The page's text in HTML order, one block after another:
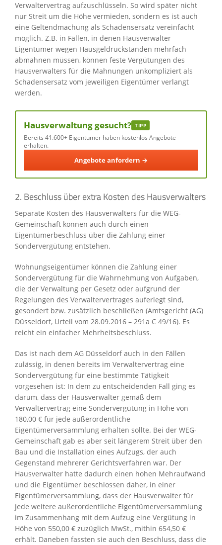
Verwaltervertrag aufzuschlüsseln. So wird später nicht
nur Streit um die Höhe vermieden, sondern es ist auch
eine Geltendmachung als Schadensersatz vereinfacht
möglich. Z.B. in Fällen, in denen Hausverwalter
Eigentümer wegen Hausgeldrückständen mehrfach
abmahnen müssen, können feste Vergütungen des
Hausverwalters für die Mahnungen unkompliziert als
Schadensersatz vom jeweiligen Eigentümer verlangt
werden.
Hausverwaltung gesucht? TIPP
Bereits 41.600+ Eigentümer haben kostenlos Angebote
erhalten.
Angebote anfordern →
2. Beschluss über extra Kosten des Hausverwalters
Separate Kosten des Hausverwalters für die WEG-
Gemeinschaft können auch durch einen
Eigentümerbeschluss über die Zahlung einer
Sondervergütung entstehen.
Wohnungseigentümer können die Zahlung einer
Sondervergütung für die Wahrnehmung von Aufgaben,
die der Verwaltung per Gesetz oder aufgrund der
Regelungen des Verwaltervertrages auferlegt sind,
gesondert bzw. zusätzlich beschließen (Amtsgericht (AG)
Düsseldorf, Urteil vom 28.09.2016 – 291a C 49/16). Es
reicht ein einfacher Mehrheitsbeschluss.
Das ist nach dem AG Düsseldorf auch in den Fällen
zulässig, in denen bereits im Verwaltervertrag eine
Sondervergütung für eine bestimmte Tätigkeit
vorgesehen ist: In dem zu entscheidenden Fall ging es
darum, dass der Hausverwalter gemäß dem
Verwaltervertrag eine Sondervergütung in Höhe von
180,00 € für jede außerordentliche
Eigentümerversammlung erhalten sollte. Bei der WEG-
Gemeinschaft gab es aber seit längerem Streit über den
Bau und die Installation eines Aufzugs, der auch
Gegenstand mehrerer Gerichtsverfahren war. Der
Hausverwalter hatte dadurch einen hohen Mehraufwand
und die Eigentümer beschlossen daher, in einer
Eigentümerversammlung, dass der Hausverwalter für
jede weitere außerordentliche Eigentümerversammlung
im Zusammenhang mit dem Aufzug eine Vergütung in
Höhe von 550,00 € zuzüglich MwSt., mithin 654,50 €
erhält. Daneben fassten sie auch den Beschluss, dass die